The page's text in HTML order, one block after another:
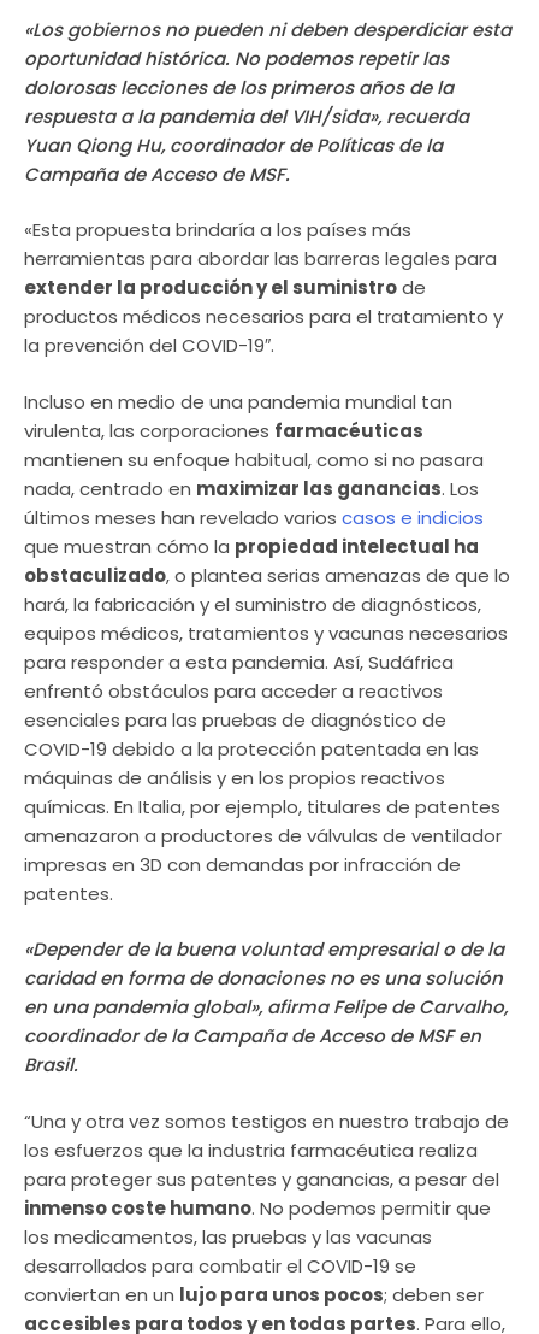
«Los gobiernos no pueden ni deben desperdiciar esta
oportunidad histórica. No podemos repetir las
dolorosas lecciones de los primeros años de la
respuesta a la pandemia del VIH/sida», recuerda
Yuan Qiong Hu, coordinador de Políticas de la
Campaña de Acceso de MSF.
«Esta propuesta brindaría a los países más
herramientas para abordar las barreras legales para
extender la producción y el suministrode
productos médicos necesarios para el tratamiento y
la prevención del COVID-19″.
Incluso en medio de una pandemia mundial tan
virulenta, las corporaciones farmacéuticas
mantienen su enfoque habitual, como si no pasara
nada, centrado en maximizar las ganancias. Los
últimos meses han revelado varios casos e indicios
que muestran cómo la propiedad intelectual ha
obstaculizado, o plantea serias amenazas de que lo
hará, la fabricación y el suministro de diagnósticos,
equipos médicos, tratamientos y vacunas necesarios
para responder a esta pandemia. Así, Sudáfrica
enfrentó obstáculos para acceder a reactivos
esenciales para las pruebas de diagnóstico de
COVID-19 debido a la protección patentada en las
máquinas de análisis y en los propios reactivos
químicas. En Italia, por ejemplo, titulares de patentes
amenazaron a productores de válvulas de ventilador
impresas en 3D con demandas por infracción de
patentes.
«Depender de la buena voluntad empresarial o de la
caridad en forma de donaciones no es una solución
en una pandemia global», afirma Felipe de Carvalho,
coordinador de la Campaña de Acceso de MSF en
Brasil.
“Una y otra vez somos testigos en nuestro trabajo de
los esfuerzos que la industria farmacéutica realiza
para proteger sus patentes y ganancias, a pesar del
inmenso coste humano. No podemos permitir que
los medicamentos, las pruebas y las vacunas
desarrollados para combatir el COVID-19 se
conviertan en un lujo para unos pocos; deben ser
accesibles para todos y en todas partes. Para ello,